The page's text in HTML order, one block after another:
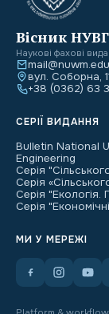
Вісник
Наукові фахові
вул. Соборна,
+38 (0362) 63
СЕРІЇ ВИДАННЯ
Bulletin National
Engineering
Серія
Серія
Серія "Екологія.
Серія
МИ У МЕРЕЖІ